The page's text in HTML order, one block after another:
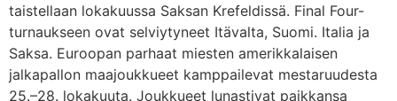
taistellaan lokakuussa Saksan Krefeldissä. Final Four-
turnaukseen ovat selviytyneet Itävalta, Suomi. Italia ja
Saksa. Euroopan parhaat miesten amerikkalaisen
jalkapallon maajoukkueet kamppailevat mestaruudesta
25.–28. lokakuuta. Joukkueet lunastivat paikkansa